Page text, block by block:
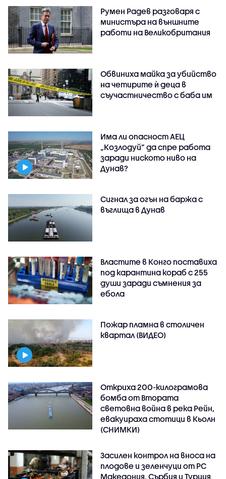
Румен Радев разговаря с
министъра на външните
работи на Великобритания
Обвиниха майка за убийство
на четирите ѝ деца в
съучастничество с баба им
Има ли опасност АЕЦ
„Козлодуй” да спре работа
заради ниското ниво на
Дунав?
Сигнал за огън на баржа с
въглища в Дунав
Властите в Конго поставиха
под карантина кораб с 255
души заради съмнения за
ебола
Пожар пламна в столичен
квартал (ВИДЕО)
Откриха 200-килограмова
бомба от Втората
световна война в река Рейн,
евакуираха стотици в Кьолн
(СНИМКИ)
Засилен контрол на вноса на
плодове и зеленчуци от РС
Македония, Сърбия и Турция